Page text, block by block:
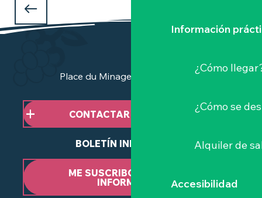
Información
¿Cómo
¿Cómo se
Alquiler de
Accesibilidad
Place du Minage - 44190 Clisson
CONTACTAR CON NOSOTROS
BOLETÍN INFORMATIVO
ME SUSCRIBO AL BOLETÍN
INFORMATIVO